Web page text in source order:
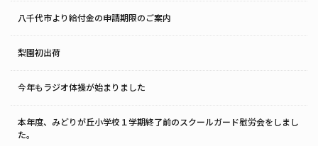
八千代市より給付金の申請期限のご案内
梨園初出荷
今年もラジオ体操が始まりました
本年度、みどりが丘小学校１学期終了前のスクールガード慰労会をしまし
た。